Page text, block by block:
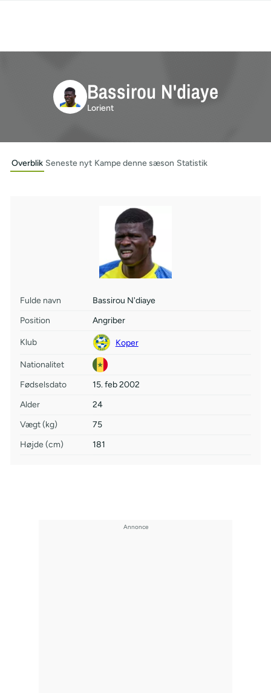
Bassirou N'diaye
Lorient
Overblik Seneste nyt Kampe denne sæson Statistik
Fulde navn
Bassirou N'diaye
Position
Angriber
Klub Koper
Nationalitet
Fødselsdato
15. feb 2002
Alder
24
Vægt (kg)
75
Højde (cm)
181